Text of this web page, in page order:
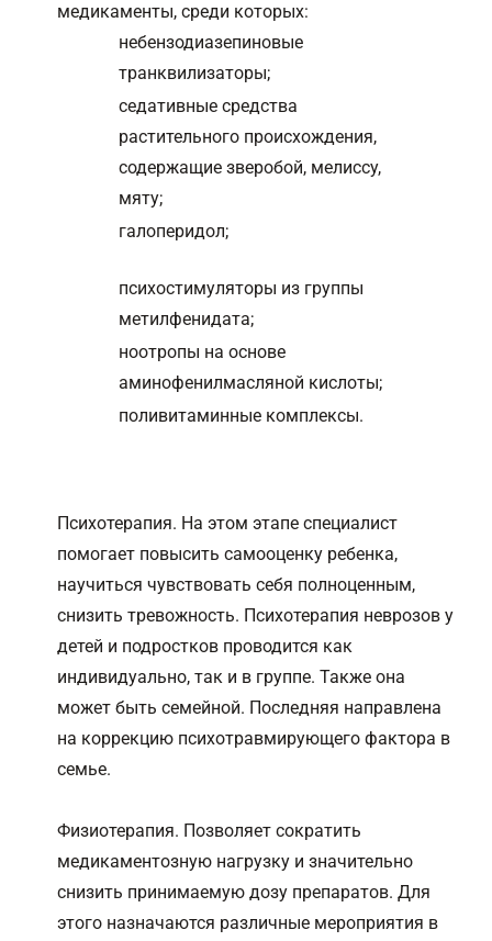
медикаменты, среди которых:
небензодиазепиновые
транквилизаторы;
седативные средства
растительного происхождения,
содержащие зверобой, мелиссу,
мяту;
галоперидол;
психостимуляторы из группы
метилфенидата;
ноотропы на основе
аминофенилмасляной кислоты;
поливитаминные комплексы.
Психотерапия. На этом этапе специалист
помогает повысить самооценку ребенка,
научиться чувствовать себя полноценным,
снизить тревожность. Психотерапия неврозов у
детей и подростков проводится как
индивидуально, так и в группе. Также она
может быть семейной. Последняя направлена
на коррекцию психотравмирующего фактора в
семье.
Физиотерапия. Позволяет сократить
медикаментозную нагрузку и значительно
снизить принимаемую дозу препаратов. Для
этого назначаются различные мероприятия в